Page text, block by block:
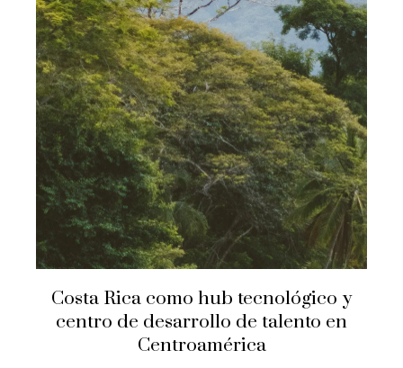
Costa Rica como hub tecnológico y
centro de desarrollo de talento en
Centroamérica